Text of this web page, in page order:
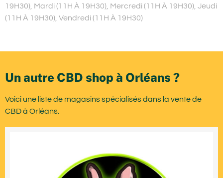
19H30), Mardi (11H À 19H30), Mercredi (11H À 19H30), Jeudi
(11H À 19H30), Vendredi (11H À 19H30)
Un autre CBD shop à Orléans ?
Voici une liste de magasins spécialisés dans la vente de
CBD à Orléans.